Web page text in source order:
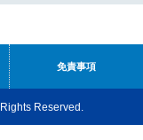
免責事項
Reserved.